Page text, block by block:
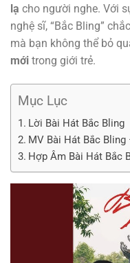
lạ cho người nghe. Với
nghệ sĩ, “Bắc Bling”
mà bạn không thể bỏ
mới trong giới trẻ.
Mục Lục
Lời Bài Hát Bắc Bling
MV Bài Hát Bắc
Hợp Âm Bài Hát Bắc